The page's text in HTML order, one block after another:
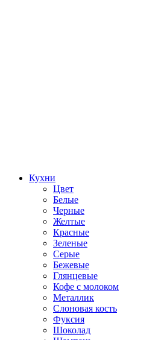
Кухни
Цвет
Белые
Черные
Желтые
Красные
Зеленые
Серые
Бежевые
Глянцевые
Кофе с молоком
Металлик
Слоновая кость
Фуксия
Шоколад